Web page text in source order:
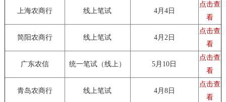
上海农商行 线上笔试 4月4日
点击查
看
简阳农商行 线上笔试 4月2日
点击查
看
广东农信 统一笔试（线上） 5月10日
点击查
看
青岛农商行 线上笔试 4月8日
点击查
看